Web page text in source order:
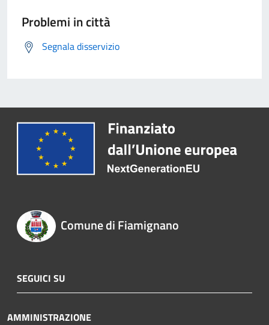
Problemi in città
Segnala disservizio
Comune di Fiamignano
SEGUICI SU
AMMINISTRAZIONE